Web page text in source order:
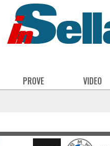
PROVE VIDEO